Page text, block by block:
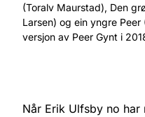
(Toralv Maurstad), Den
Larsen) og ein yngre
versjon av Peer Gynt i
Når Erik Ulfsby no har